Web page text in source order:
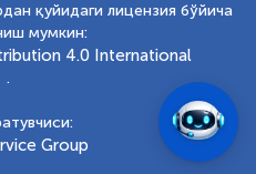
қуйидаги лицензия бўйича
мумкин:
4.0 International
.
Group